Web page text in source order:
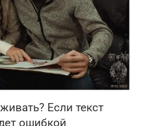
Если текст
ошибкой